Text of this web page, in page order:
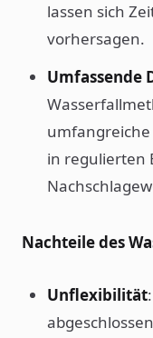
lassen sich
vorhersagen.
Umfassende
in regulierten
Nachteile des
Unflexibilität